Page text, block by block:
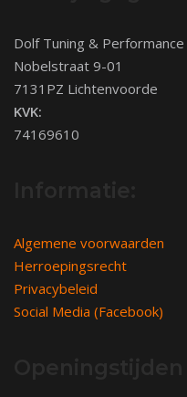
Dolf Tuning & Performance
Nobelstraat 9-01
7131PZ Lichtenvoorde
KVK:
74169610
Algemene voorwaarden
Herroepingsrecht
Privacybeleid
Social Media (Facebook)